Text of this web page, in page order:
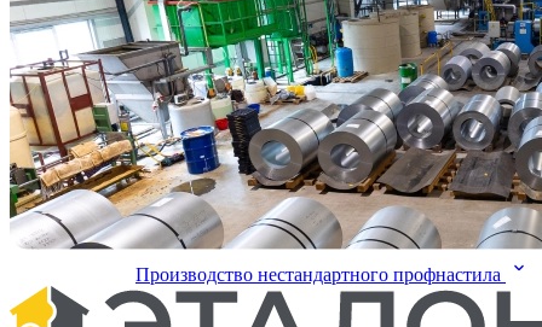
Производство нестандартного профнастила